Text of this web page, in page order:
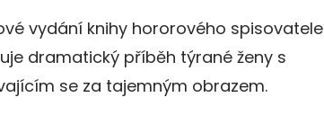
vydání knihy hororového spisovatele
dramatický příběh týrané ženy s
se za tajemným obrazem.